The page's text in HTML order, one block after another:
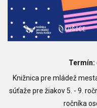
Termín:
Knižnica pre mládež
súťaže pre žiakov 5. - 9.
ročníka